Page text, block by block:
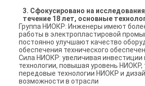
3. Сфокусировано на
течение 18 лет, основные
Группа НИОКР: Инженеры имеют
работы в электропластировой
постоянно улучшают качество
обеспечения технического
Сила НИОКР: увеличивая инвестиции
технологии, повышая уровень НИОКР,
передовые технологии НИОКР и
возможности в отрасли